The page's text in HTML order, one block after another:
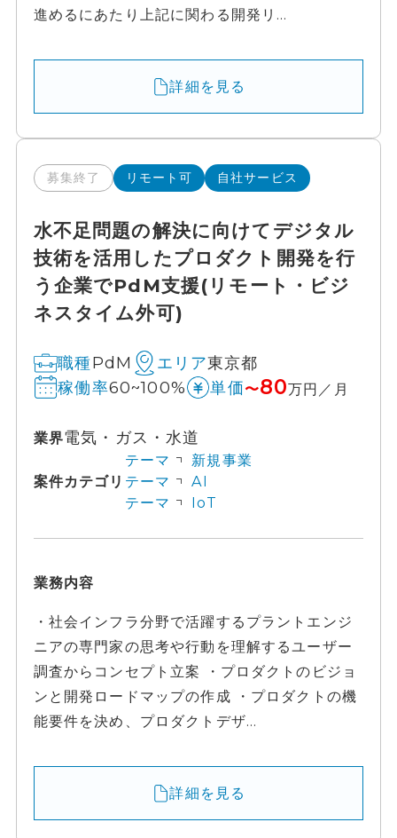
進めるにあたり上記に関わる開発リ...
詳細を見る
募集終了 リモート可 自社サービス
水不足問題の解決に向けてデジタル
技術を活用したプロダクト開発を行
う企業でPdM支援(リモート・ビジ
ネスタイム外可)
職種PdM エリア東京都
稼働率60~100% 単価〜80万円／月
業界電気・ガス・水道
案件カテゴリ
テーマ
新規事業
テーマ
AI
テーマ
IoT
業務内容
・社会インフラ分野で活躍するプラントエンジ
ニアの専門家の思考や行動を理解するユーザー
調査からコンセプト立案 ・プロダクトのビジョ
ンと開発ロードマップの作成 ・プロダクトの機
能要件を決め、プロダクトデザ...
詳細を見る